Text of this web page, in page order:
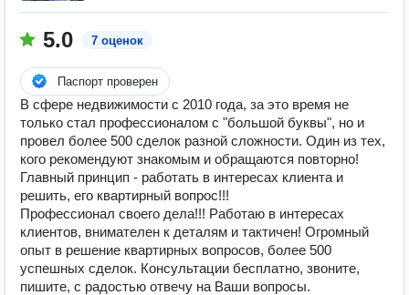
5.0 7 оценок
Паспорт проверен
В сфере недвижимости с 2010 года, за это время не
только стал профессионалом с "большой буквы", но и
провел более 500 сделок разной сложности. Один из тех,
кого рекомендуют знакомым и обращаются повторно!
Главный принцип - работать в интересах клиента и
решить, его квартирный вопрос!!!
Профессионал своего дела!!! Работаю в интересах
клиентов, внимателен к деталям и тактичен! Огромный
опыт в решение квартирных вопросов, более 500
успешных сделок. Консультации бесплатно, звоните,
пишите, с радостью отвечу на Ваши вопросы.